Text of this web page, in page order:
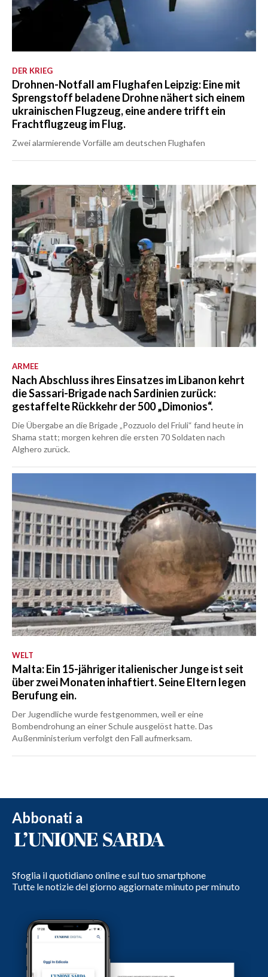
DER KRIEG
Drohnen-Notfall am Flughafen Leipzig: Eine mit
Sprengstoff beladene Drohne nähert sich einem
ukrainischen Flugzeug, eine andere trifft ein
Frachtflugzeug im Flug.
Zwei alarmierende Vorfälle am deutschen Flughafen
ARMEE
Nach Abschluss ihres Einsatzes im Libanon kehrt
die Sassari-Brigade nach Sardinien zurück:
gestaffelte Rückkehr der 500 „Dimonios“.
Die Übergabe an die Brigade „Pozzuolo del Friuli“ fand heute in
Shama statt; morgen kehren die ersten 70 Soldaten nach
Alghero zurück.
WELT
Malta: Ein 15-jähriger italienischer Junge ist seit
über zwei Monaten inhaftiert. Seine Eltern legen
Berufung ein.
Der Jugendliche wurde festgenommen, weil er eine
Bombendrohung an einer Schule ausgelöst hatte. Das
Außenministerium verfolgt den Fall aufmerksam.
Abbonati a
Sfoglia il quotidiano online e sul tuo smartphone
Tutte le notizie del giorno aggiornate minuto per minuto